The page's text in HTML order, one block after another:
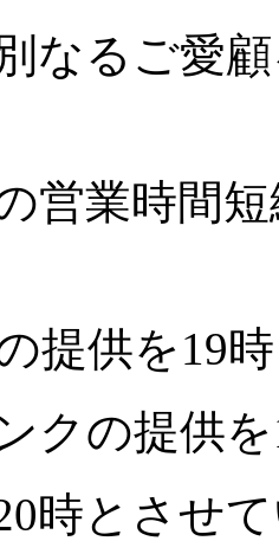
なるご愛
営業時間
提供を19時
クの提供
時とさせ